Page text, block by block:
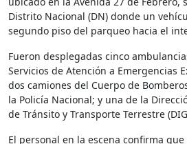
Distrito Nacional (DN) donde un
segundo piso del parqueo hacia el
Fueron desplegadas cinco
Servicios de Atención a Emergencias
dos camiones del Cuerpo de
la Policía Nacional; y una de la
de Tránsito y Transporte Terrestre
El personal en la escena confirma